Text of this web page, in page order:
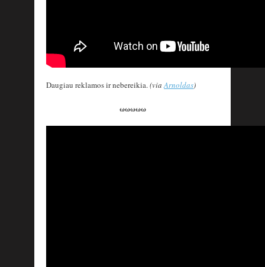
Daugiau reklamos ir nebereikia.(viaArnoldas)
ωωωωω